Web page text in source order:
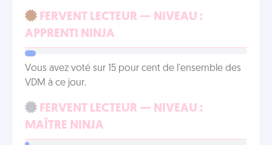
FERVENT LECTEUR — NIVEAU :
APPRENTI NINJA
Vous avez voté sur 15 pour cent de l'ensemble des
VDM à ce jour.
FERVENT LECTEUR — NIVEAU :
MAÎTRE NINJA